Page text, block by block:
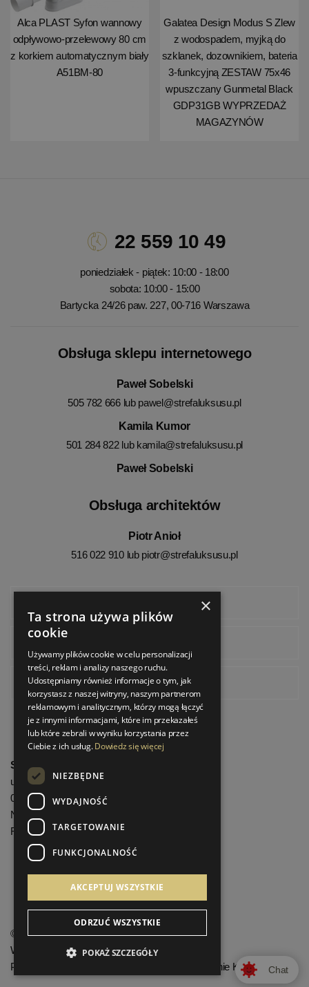
Alca PLAST Syfon wannowy
odpływowo-przelewowy 80 cm
z korkiem automatycznym biały
A51BM-80
Galatea Design Modus S Zlew
z wodospadem, myjką do
szklanek, dozownikiem, bateria
3-funkcyjną ZESTAW 75x46
wpuszczany Gunmetal Black
GDP31GB WYPRZEDAŻ
MAGAZYNÓW
22 559 10 49
poniedziałek - piątek: 10:00 - 18:00
sobota: 10:00 - 15:00
Bartycka 24/26 paw. 227, 00-716 Warszawa
Obsługa sklepu internetowego
Paweł Sobelski
505 782 666 lub pawel@strefaluksusu.pl
Kamila Kumor
501 284 822 lub kamila@strefaluksusu.pl
Paweł Sobelski
Obsługa architektów
Piotr Anioł
516 022 910 lub piotr@strefaluksusu.pl
Pinterest
StrefaLuksusu.pl
ul. Bartycka 24/26 Pawilon 227
00-716 Warszawa
NIP: 8251972213
REGON: 06035139
Menu informacyjne
©
StrefaLuksusu.pl
Wszelkie prawa zastrzeżone
Projekt graficzny KQSDesign.pl
Oprogramowanie KQS.storeChat
×
Ta strona używa plików
cookie
Używamy plików cookie w celu personalizacji
treści, reklam i analizy naszego ruchu.
Udostępniamy również informacje o tym, jak
korzystasz z naszej witryny, naszym partnerom
reklamowym i analitycznym, którzy mogą łączyć
je z innymi informacjami, które im przekazałeś
lub które zebrali w wyniku korzystania przez
Ciebie z ich usług.Dowiedz się więcej
NIEZBĘDNE
WYDAJNOŚĆ
TARGETOWANIE
FUNKCJONALNOŚĆ
AKCEPTUJ WSZYSTKIE
ODRZUĆ WSZYSTKIE
POKAŻ SZCZEGÓŁY